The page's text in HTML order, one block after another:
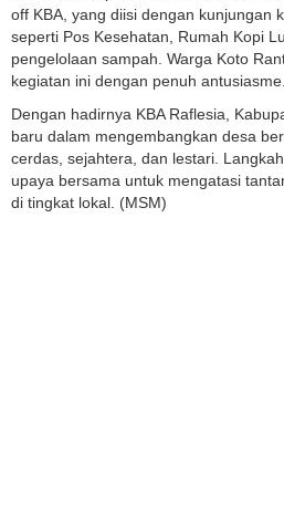
off KBA, yang diisi dengan kunjungan
seperti Pos Kesehatan, Rumah Kopi
pengelolaan sampah. Warga Koto
kegiatan ini dengan penuh antusiasme.
Dengan hadirnya KBA Raflesia,
baru dalam mengembangkan desa
cerdas, sejahtera, dan lestari.
upaya bersama untuk mengatasi
di tingkat lokal. (MSM)